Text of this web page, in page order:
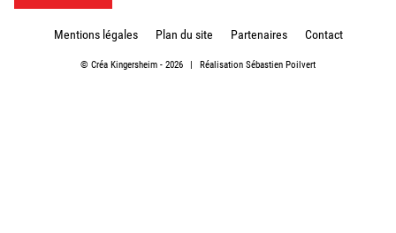
Mentions légales Plan du site Partenaires Contact
© Créa Kingersheim - 2026 | Réalisation Sébastien Poilvert